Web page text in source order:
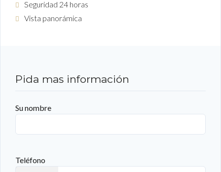
Seguridad 24 horas
Vista panorámica
Pida mas información
Su nombre
Teléfono